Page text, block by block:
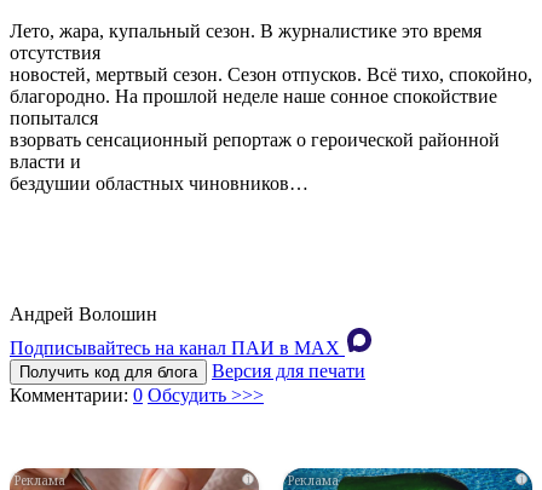
Лето, жара, купальный сезон. В журналистике это время
отсутствия
новостей, мертвый сезон. Сезон отпусков. Всё тихо, спокойно,
благородно. На прошлой неделе наше сонное спокойствие
попытался
взорвать сенсационный репортаж о героической районной
власти и
бездушии областных чиновников…
Андрей Волошин
Подписывайтесь на канал ПАИ в MAХ
Получить код для блога
Версия для печати
Комментарии: 0 Обсудить >>>
i i